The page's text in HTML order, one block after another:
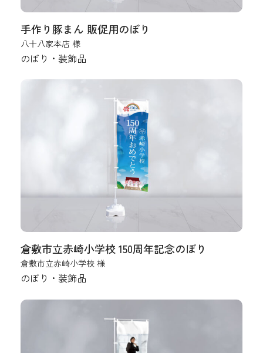
手作り豚まん 販促用のぼり
八十八家本店 様
のぼり・装飾品
倉敷市立赤崎小学校 150周年記念のぼり
倉敷市立赤崎小学校 様
のぼり・装飾品